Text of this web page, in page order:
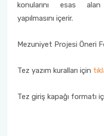
konularını esas alan
yapılmasını içerir.
Mezuniyet Projesi Öneri
Tez yazım kuralları için
Tez giriş kapağı formatı